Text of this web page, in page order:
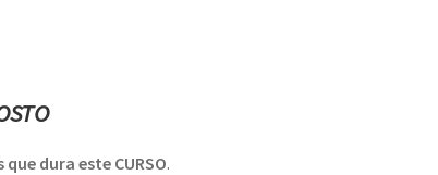
que dura este CURSO.